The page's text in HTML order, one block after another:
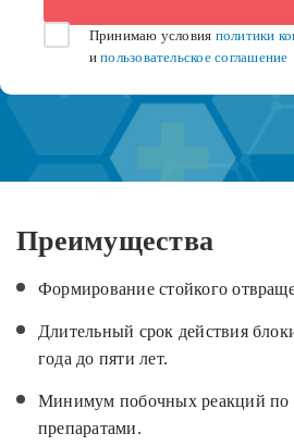
Принимаю условия политики
ипользовательское соглашение
Преимущества
Формирование стойкого
Длительный срок действия
года до пяти лет.
Минимум побочных реакций по
препаратами.